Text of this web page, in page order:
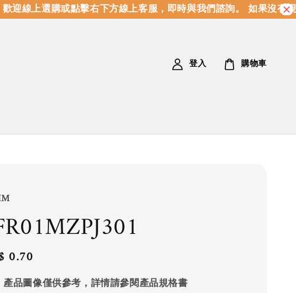
線上選購或點擊右下方線上客服，即時與我們諮詢。 如果沒有現
登入 購物車
0.70
產品圖像僅供參考，詳情請參閱產品規格書